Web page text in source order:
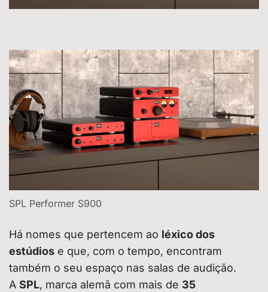
SPL Performer S900
Há nomes que pertencem ao léxico dos
estúdios e que, com o tempo, encontram
também o seu espaço nas salas de audição.
A SPL, marca alemã com mais de 35